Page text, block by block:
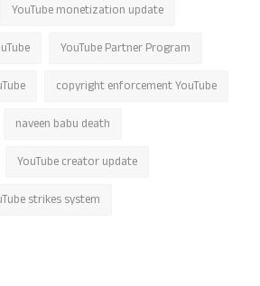
YouTube monetization update
YouTube Partner Program
copyright enforcement YouTube
naveen babu death
YouTube creator update
strikes system